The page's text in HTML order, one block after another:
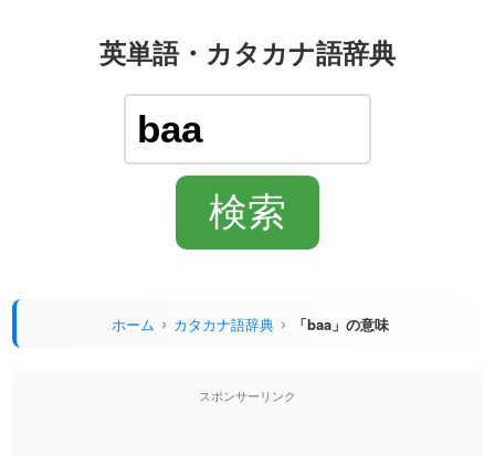
英単語・カタカナ語辞典
ホーム カタカナ語辞典 「baa」の意味
スポンサーリンク